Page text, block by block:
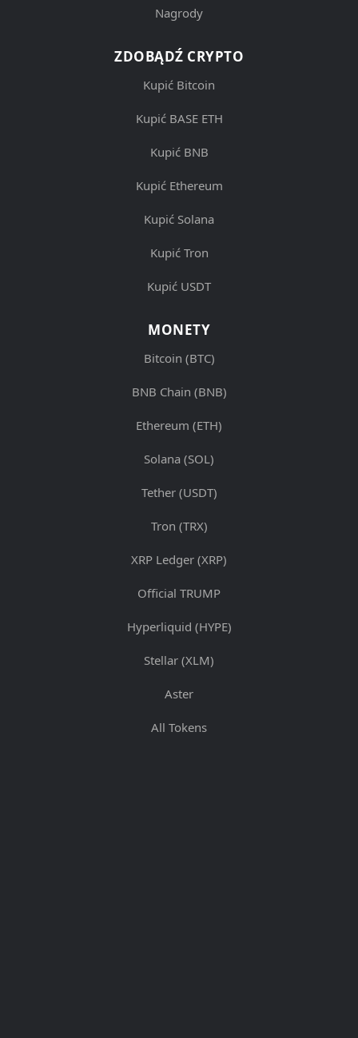
Nagrody
ZDOBĄDŹ CRYPTO
Kupić Bitcoin
Kupić BASE ETH
Kupić BNB
Kupić Ethereum
Kupić Solana
Kupić Tron
Kupić USDT
MONETY
Bitcoin (BTC)
BNB Chain (BNB)
Ethereum (ETH)
Solana (SOL)
Tether (USDT)
Tron (TRX)
XRP Ledger (XRP)
Official TRUMP
Hyperliquid (HYPE)
Stellar (XLM)
Aster
All Tokens